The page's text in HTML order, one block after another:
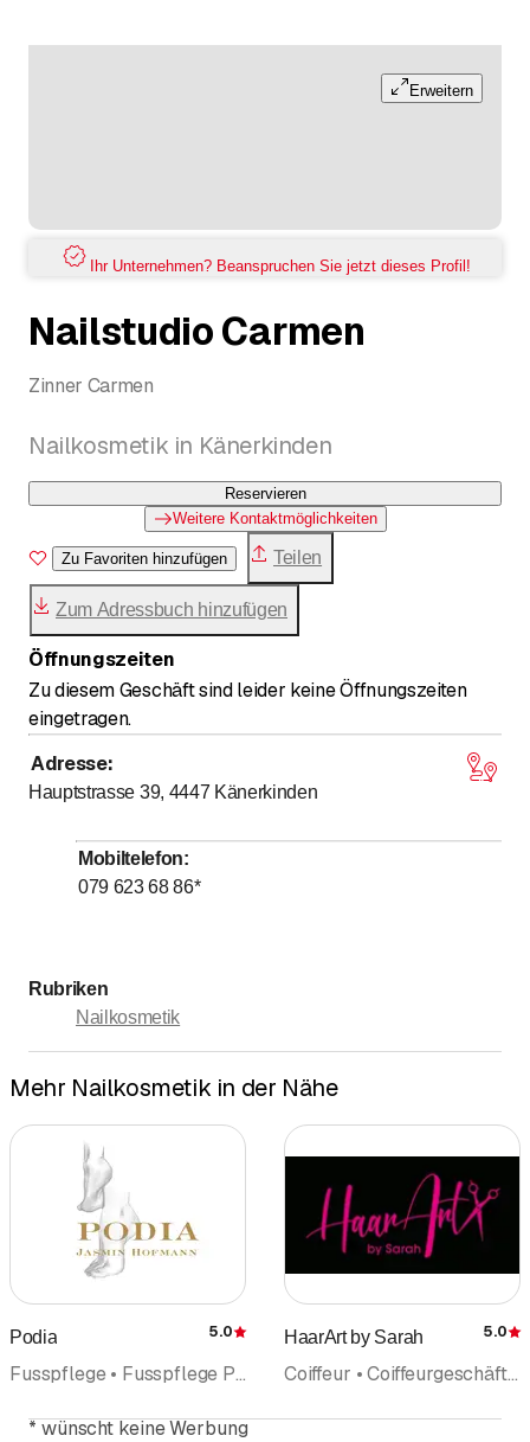
Erweitern
Ihr Unternehmen? Beanspruchen Sie jetzt dieses Profil!
Nailstudio Carmen
Zinner Carmen
Nailkosmetik in Känerkinden
Reservieren
Weitere Kontaktmöglichkeiten
Zu Favoriten hinzufügen Teilen
Zum Adressbuch hinzufügen
Öffnungszeiten
Zu diesem Geschäft sind leider keine Öffnungszeiten
eingetragen.
Adresse:
Hauptstrasse 39, 4447 Känerkinden
Mobiltelefon:
079 623 68 86*
Rubriken
Nailkosmetik
Mehr Nailkosmetik in der Nähe
Podia Bewertung
5.0
Fusspflege • Fusspflege Pediküre • Podologie • Nailkosmetik
HaarArt by Sarah 5.0
Coiffeur • Coiffeurgeschäft • Haarpflege • Nailkosmetik • Fusspflege • Fusspflege Pediküre • Haarverlängerungen
* wünscht keine Werbung